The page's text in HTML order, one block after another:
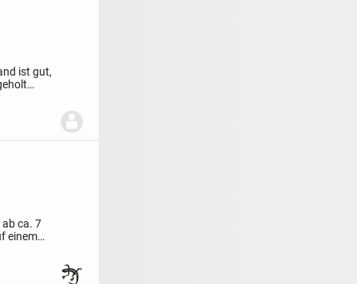
ist gut,
ca. 7
einem